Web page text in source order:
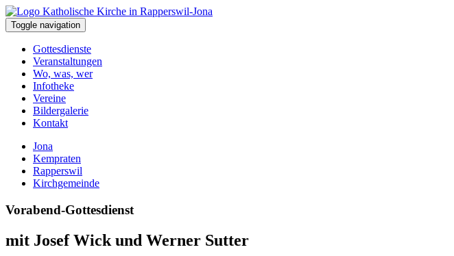
Toggle navigation
Gottesdienste
Veranstaltungen
Wo, was, wer
Infotheke
Vereine
Bildergalerie
Kontakt
Jona
Kempraten
Rapperswil
Kirchgemeinde
Vorabend-Gottesdienst
mit Josef Wick und Werner Sutter